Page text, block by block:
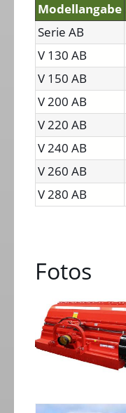
Modellangabe
Serie AB
V 130 AB
V 150 AB
V 200 AB
V 220 AB
V 240 AB
V 260 AB
V 280 AB
Fotos